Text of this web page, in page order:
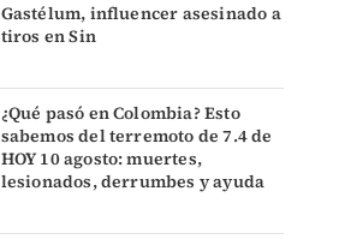
Gastélum, influencer asesinado a
tiros en Sin
¿Qué pasó en Colombia? Esto
sabemos del terremoto de 7.4 de
HOY 10 agosto: muertes,
lesionados, derrumbes y ayuda